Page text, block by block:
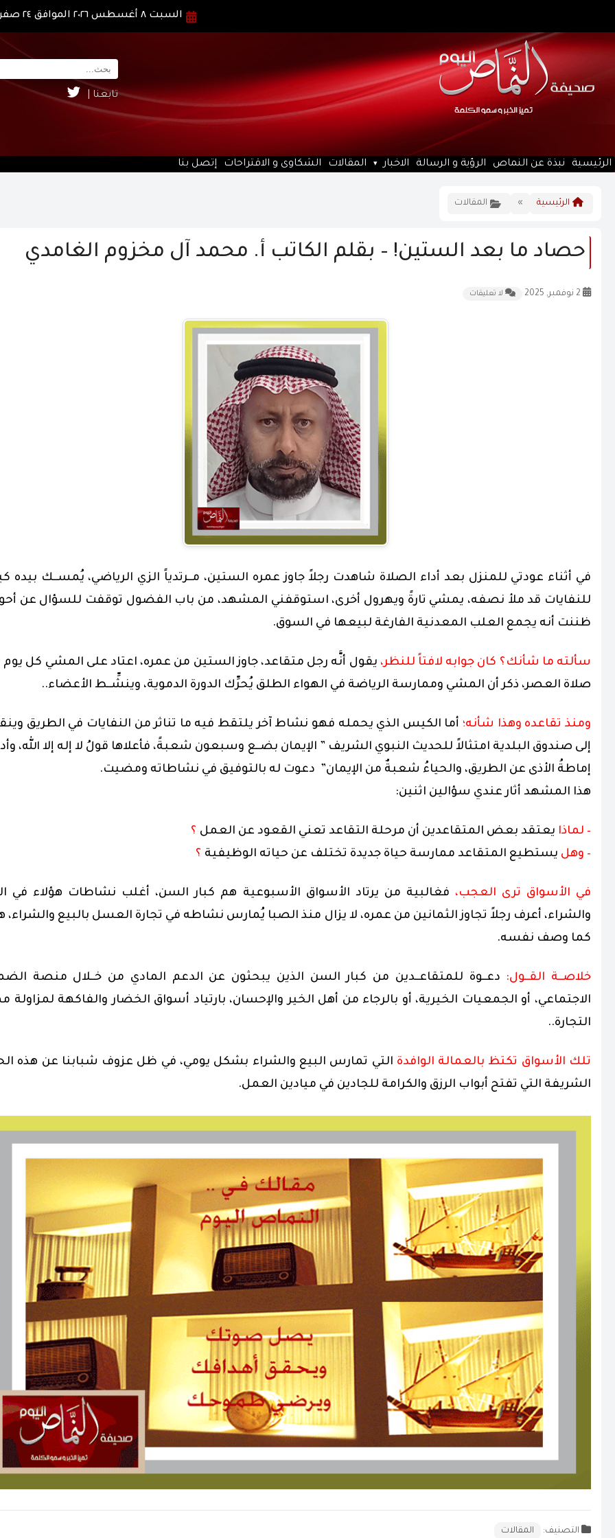
السبت ٨ أغسطس ٢٠٢٦ الموافق ٢٤ صفر ١٤٤٨ هـ
تابعنا |
الرئيسية نبذة عن النماص الرؤية و الرسالة الاخبار المقالات الشكاوى و الاقتراحات إتصل بنا
الرئيسية » المقالات
حصاد ما بعد الستين! – بقلم الكاتب أ. محمد آل مخزوم الغامدي
لا تعليقات
في أثناء عودتي للمنزل بعد أداء الصلاة شاهدت رجلاً جاوز عمره الستين، مــرتدياً الزي الرياضي، يُمســك بيده
للنفايات قد ملأ نصفه، يمشي تارةً ويهرول أخرى، استوقفني المشهد، من باب الفضول توقفت للسؤال عن
ظننت أنه يجمع العلب المعدنية الفارغة لبيعها في السوق.
سألته ما شأنك؟ كان جوابه لافتاً للنظر، يقول أنَّه رجل متقاعد، جاوز الستين من عمره، اعتاد على المشي كل يوم
صلاة العصر، ذكر أن المشي وممارسة الرياضة في الهواء الطلق يُحرِّك الدورة الدموية، وينشِّــط الأعضاء..
ومنذ تقاعده وهذا شأنه؛ أما الكيس الذي يحمله فهو نشاط آخر يلتقط فيه ما تناثر من النفايات في الطريق
إلى صندوق البلدية امتثالاً للحديث النبوي الشريف ” الإيمان بضــع وسبعون شعبةً، فأعلاها قولُ لا إله إلا الله،
إماطةُ الأذى عن الطريق، والحياءُ شعبةٌ من الإيمان” دعوت له بالتوفيق في نشاطاته ومضيت.
هذا المشهد أثار عندي سؤالين اثنين:
– لماذا يعتقد بعض المتقاعدين أن مرحلة التقاعد تعني القعود عن العمل ؟
– وهل يستطيع المتقاعد ممارسة حياة جديدة تختلف عن حياته الوظيفية ؟
في الأسواق ترى العجب، فغالبية من يرتاد الأسواق الأسبوعية هم كبار السن، أغلب نشاطات هؤلاء في
والشراء، أعرف رجلاً تجاوز الثمانين من عمره، لا يزال منذ الصبا يُمارس نشاطه في تجارة العسل بالبيع والشراء،
كما وصف نفسه.
خلاصــة القــول: دعــوة للمتقاعــدين من كبار السن الذين يبحثون عن الدعم المادي من خــلال منصة
الاجتماعي، أو الجمعيات الخيرية، أو بالرجاء من أهل الخير والإحسان، بارتياد أسواق الخضار والفاكهة لمزاولة
التجارة..
تلك الأسواق تكتظ بالعمالة الوافدة التي تمارس البيع والشراء بشكل يومي، في ظل عزوف شبابنا عن هذه
الشريفة التي تفتح أبواب الرزق والكرامة للجادين في ميادين العمل.
التصنيف: المقالات